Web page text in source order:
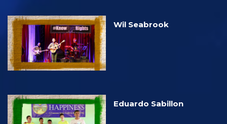
Wil Seabrook
Eduardo Sabillon